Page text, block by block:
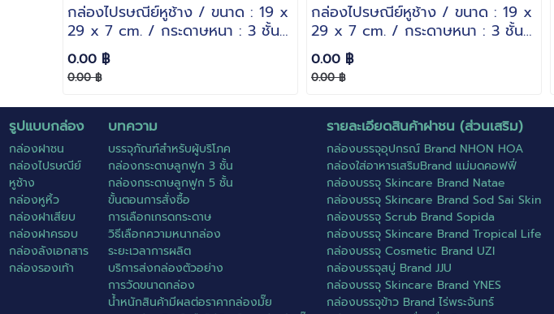
กล่องไปรษณีย์หูช้าง / ขนาด : 19 x
29 x 7 cm. / กระดาษหนา : 3 ชั้น
ลอน B
0.00 ฿
0.00 ฿
กล่องไปรษณีย์หูช้าง / ขนาด : 19 x
29 x 7 cm. / กระดาษหนา : 3 ชั้น
ลอน B
0.00 ฿
0.00 ฿
รูปแบบกล่อง
กล่องฝาชน
กล่องไปรษณีย์
หูช้าง
กล่องหูหิ้ว
กล่องฝาเสียบ
กล่องฝาครอบ
กล่องลังเอกสาร
กล่องรองเท้า
บทความ
บรรจุภัณฑ์สำหรับผู้บริโภค
กล่องกระดาษลูกฟูก 3 ชั้น
กล่องกระดาษลูกฟูก 5 ชั้น
ขั้นตอนการสั่งซื้อ
การเลือกเกรดกระดาษ
วิธีเลือกความหนากล่อง
ระยะเวลาการผลิต
บริการส่งกล่องตัวอย่าง
การวัดขนาดกล่อง
น้ำหนักสินค้ามีผลต่อราคากล่องมั๊ย
รายละเอียดสินค้าฝาชน (ส่วนเสริม)
กล่องบรรจุอุปกรณ์ Brand NHON HOA
กล่องใส่อาหารเสริมBrand แม่มดคอฟฟี่
กล่องบรรจุ Skincare Brand Natae
กล่องบรรจุ Skincare Brand Sod Sai Skin
กล่องบรรจุ Scrub Brand Sopida
กล่องบรรจุ Skincare Brand Tropical Life
กล่องบรรจุ Cosmetic Brand UZI
กล่องบรรจุสบู่ Brand JJU
กล่องบรรจุ Skincare Brand YNES
กล่องบรรจุข้าว Brand ไร่พระจันทร์